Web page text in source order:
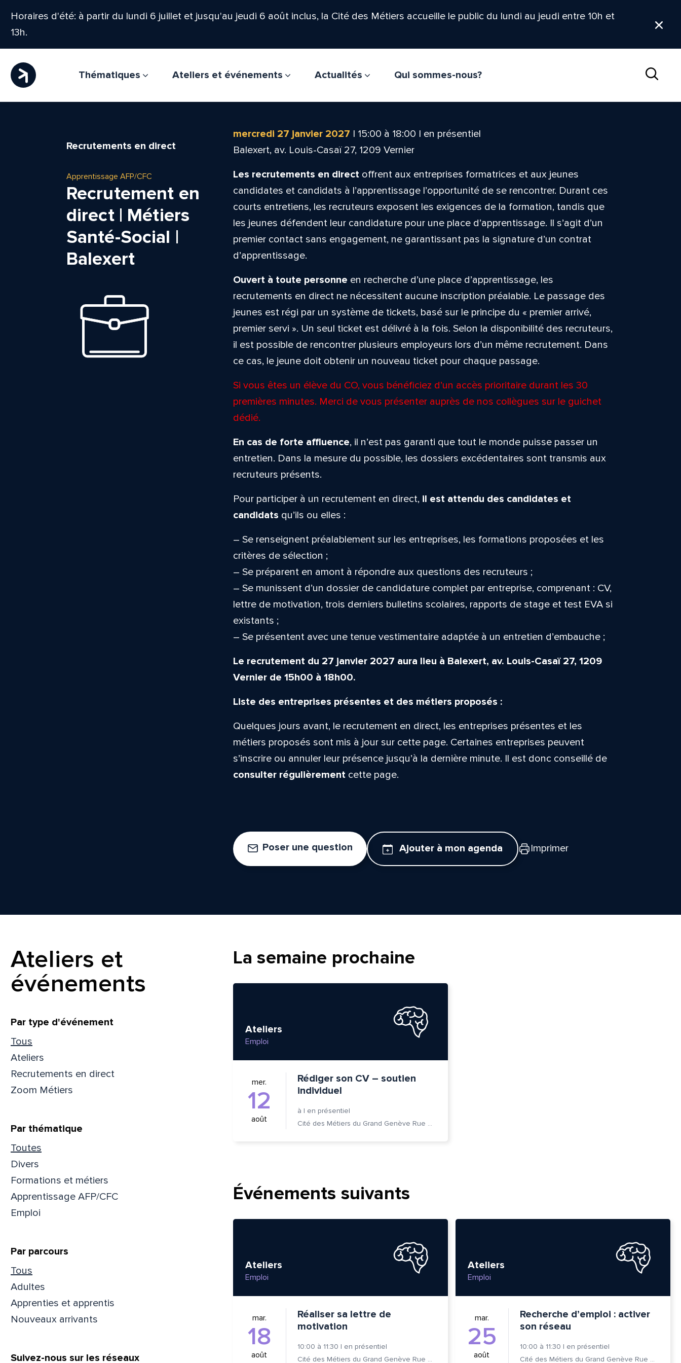
Horaires d'été: à partir du lundi 6 juillet et jusqu'au jeudi 6 août inclus, la Cité des Métiers accueille le public du lundi au jeudi entre 10h et
13h.
Thématiques Ateliers et événements Actualités
Qui sommes-nous?
Recrutements en direct
Apprentissage AFP/CFC
Recrutement en
direct | Métiers
Santé-Social |
Balexert
mercredi 27 janvier 2027 | 15:00 à 18:00 | en présentiel
Balexert, av. Louis-Casaï 27, 1209 Vernier
Les recrutements en directoffrent aux entreprises formatrices et aux jeunes
candidates et candidats à l’apprentissage l’opportunité de se rencontrer. Durant ces
courts entretiens, les recruteurs exposent les exigences de la formation, tandis que
les jeunes défendent leur candidature pour une place d’apprentissage. Il s’agit d’un
premier contact sans engagement, ne garantissant pas la signature d’un contrat
d’apprentissage.
Ouvert à toute personne en recherche d’une place d’apprentissage, les
recrutements en direct ne nécessitent aucune inscription préalable. Le passage des
jeunes est régi par un système de tickets, basé sur le principe du « premier arrivé,
premier servi ». Un seul ticket est délivré à la fois. Selon la disponibilité des recruteurs,
il est possible de rencontrer plusieurs employeurs lors d’un même recrutement. Dans
ce cas, le jeune doit obtenir un nouveau ticket pour chaque passage.
Si vous êtes un élève du CO, vous bénéficiez d’un accès prioritaire durant les 30
premières minutes. Merci de vous présenter auprès de nos collègues sur le guichet
dédié.
En cas de forte affluence, il n’est pas garanti que tout le monde puisse passer un
entretien. Dans la mesure du possible, les dossiers excédentaires sont transmis aux
recruteurs présents.
Pour participer à un recrutement en direct, il est attendu des candidates et
candidats qu’ils ou elles :
– Se renseignent préalablement sur les entreprises, les formations proposées et les
critères de sélection ;
– Se préparent en amont à répondre aux questions des recruteurs ;
– Se munissent d’un dossier de candidature complet par entreprise, comprenant : CV,
lettre de motivation, trois derniers bulletins scolaires, rapports de stage et test EVA si
existants ;
– Se présentent avec une tenue vestimentaire adaptée à un entretien d’embauche ;
Le recrutement du 27 janvier 2027 aura lieu à Balexert, av. Louis-Casaï 27, 1209
Vernier de 15h00 à 18h00.
Liste des entreprises présentes et des métiers proposés :
Quelques jours avant, le recrutement en direct, les entreprises présentes et les
métiers proposés sont mis à jour sur cette page. Certaines entreprises peuvent
s’inscrire ou annuler leur présence jusqu’à la dernière minute. Il est donc conseillé de
consulter régulièrementcette page.
Poser une question Ajouter à mon agenda Imprimer
Ateliers et
événements
Filtrer
Par type d'événement
Tous
Ateliers
Recrutements en direct
Zoom Métiers
Par thématique
Toutes
Divers
Formations et métiers
Apprentissage AFP/CFC
Emploi
Par parcours
Tous
Adultes
Apprenties et apprentis
Nouveaux arrivants
Suivez-nous sur les réseaux
La semaine prochaine
Ateliers
Emploi
mer.
12
août
Rédiger son CV – soutien
individuel
à | en présentiel
Cité des Métiers du Grand Genève Rue Prévost-Martin 6 1205 Genève
Événements suivants
Ateliers
Emploi
mar.
18
août
Réaliser sa lettre de
motivation
10:00 à 11:30 | en présentiel
Cité des Métiers du Grand Genève Rue Prévost-Martin 6 1205 Genève
Ateliers
Emploi
mar.
25
août
Recherche d’emploi : activer
son réseau
10:00 à 11:30 | en présentiel
Cité des Métiers du Grand Genève Rue Prévost-Martin 6 1205 Genève
Envoyer
Quelle est la pertinence de cette
Envoyer